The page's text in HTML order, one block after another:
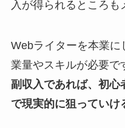
入が得られるところも
Webライターを本業
業量やスキルが必要で
副収入であれば、初心
で現実的に狙っていけ